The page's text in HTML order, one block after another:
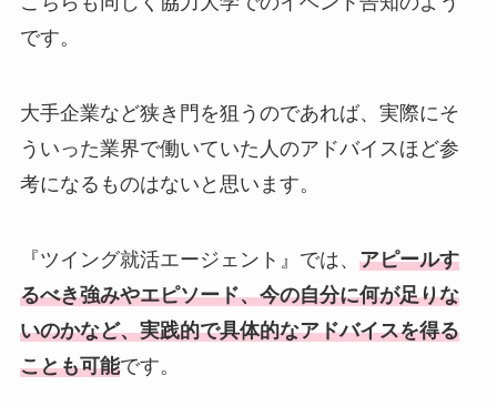
です。
大手企業など狭き門を狙うのであれば、実際にそ
ういった業界で働いていた人のアドバイスほど参
考になるものはないと思います。
『ツイング就活エージェント』では、 アピールす
るべき強みやエピソード、今の自分に何が足りな
いのかなど、実践的で具体的なアドバイスを得る
ことも可能です。